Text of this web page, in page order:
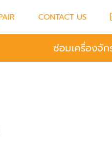
CONTACT US
ซ่อมเครื่องจั